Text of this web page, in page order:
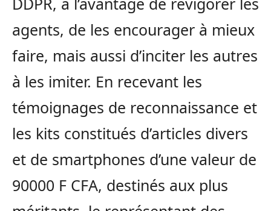
agents, de les encourager à mieux
faire, mais aussi d’inciter les autres
à les imiter. En recevant les
témoignages de reconnaissance et
les kits constitués d’articles divers
et de smartphones d’une valeur de
90000 F CFA, destinés aux plus